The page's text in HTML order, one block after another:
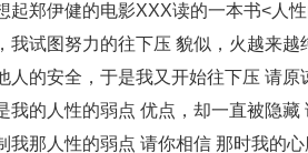
起郑伊健的电影XXX读的一本书<人
我试图努力的往下压 貌似，火越来
人的安全，于是我又开始往下压 请
我的人性的弱点 优点，却一直被隐
我那人性的弱点 请你相信 那时我的